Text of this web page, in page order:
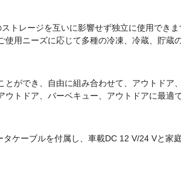
トレージを互いに影響せず独立に使用でき
使用ニーズに応じて多種の冷凍、冷蔵、貯蔵
とができ、自由に組み合わせて、アウトド
トドア、バーベキュー、アウトドアに最適で
ケーブルを付属し、車載DC 12 V/24 Vと家